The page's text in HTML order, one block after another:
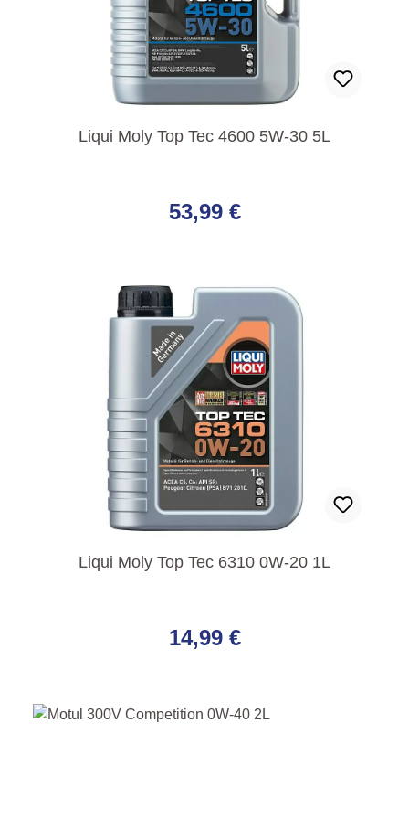
Liqui Moly Top Tec 4600 5W-30 5L
53,99 €
Liqui Moly Top Tec 6310 0W-20 1L
14,99 €